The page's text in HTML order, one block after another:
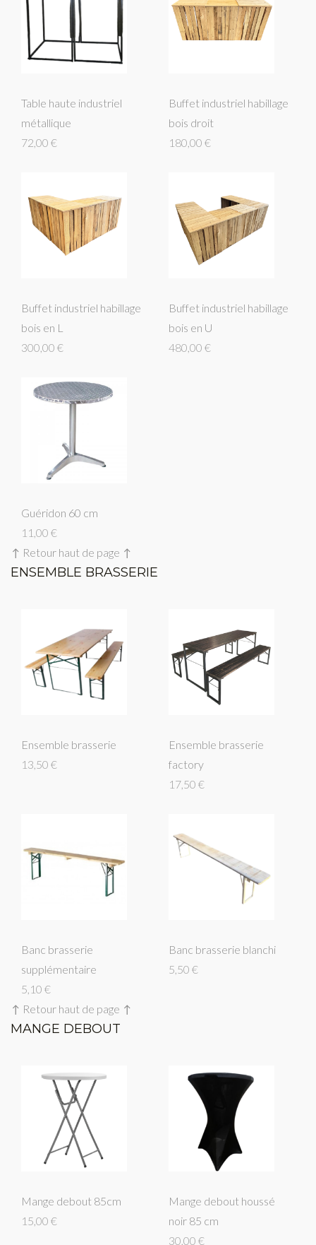
Table haute industriel
métallique
72,00 €
Buffet industriel habillage
bois droit
180,00 €
Buffet industriel habillage
bois en L
300,00 €
Buffet industriel habillage
bois en U
480,00 €
Guéridon 60 cm
11,00 €
↑ Retour haut de page ↑
ENSEMBLE BRASSERIE
Ensemble brasserie
13,50 €
Ensemble brasserie
factory
17,50 €
Banc brasserie
supplémentaire
5,10 €
Banc brasserie blanchi
5,50 €
↑ Retour haut de page ↑
MANGE DEBOUT
Mange debout 85cm
15,00 €
Mange debout houssé
noir 85 cm
30,00 €